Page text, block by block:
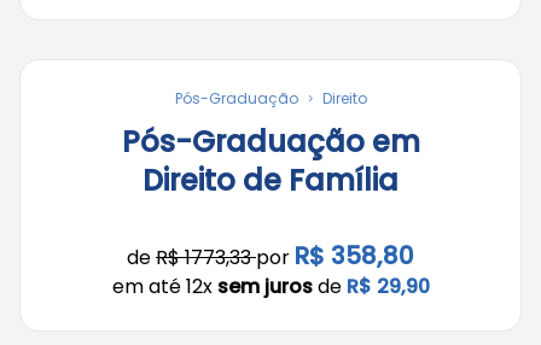
Pós-Graduação Direito
Pós-Graduação em
Direito de Família
deR$ 1773,33por R$ 358,80
em até 12x sem jurosde R$ 29,90